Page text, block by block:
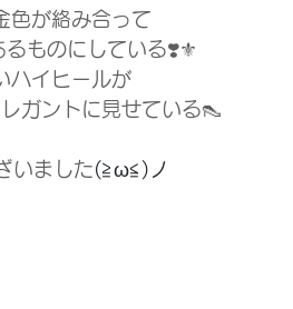
色が絡み合って
るものにしている❣️⚜️
ハイヒールが
ガントに見せている👠
いました(≧ω≦)ノ